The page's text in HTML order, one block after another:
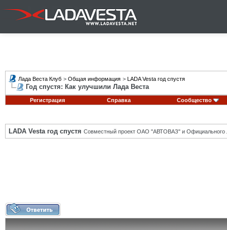
Лада Веста Клуб > Общая информация > LADA Vesta год спустя
Год спустя: Как улучшили Лада Веста
Регистрация Справка Сообщество
LADA Vesta год спустя Совместный проект ОАО "АВТОВАЗ" и Официального